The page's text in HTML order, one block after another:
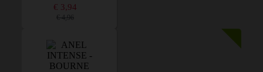
€ 3,94
€ 4,96